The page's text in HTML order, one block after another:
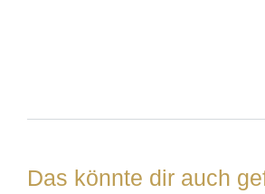
Das könnte dir auch